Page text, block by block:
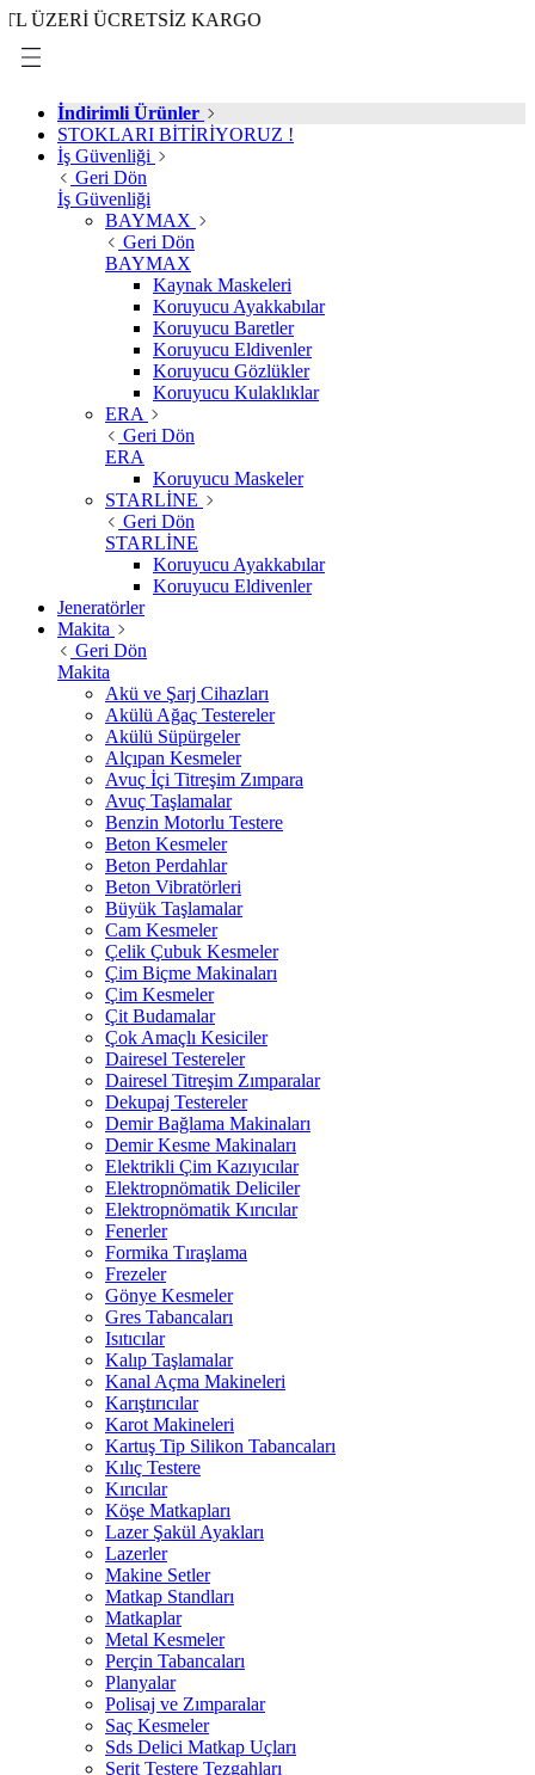
ÜCRETSİZ KARGO
İndirimli Ürünler
STOKLARI BİTİRİYORUZ !
İş Güvenliği
Geri Dön
İş Güvenliği
BAYMAX
Geri Dön
BAYMAX
Kaynak Maskeleri
Koruyucu Ayakkabılar
Koruyucu Baretler
Koruyucu Eldivenler
Koruyucu Gözlükler
Koruyucu Kulaklıklar
ERA
Geri Dön
ERA
Koruyucu Maskeler
STARLİNE
Geri Dön
STARLİNE
Koruyucu Ayakkabılar
Koruyucu Eldivenler
Jeneratörler
Makita
Geri Dön
Makita
Akü ve Şarj Cihazları
Akülü Ağaç Testereler
Akülü Süpürgeler
Alçıpan Kesmeler
Avuç İçi Titreşim Zımpara
Avuç Taşlamalar
Benzin Motorlu Testere
Beton Kesmeler
Beton Perdahlar
Beton Vibratörleri
Büyük Taşlamalar
Cam Kesmeler
Çelik Çubuk Kesmeler
Çim Biçme Makinaları
Çim Kesmeler
Çit Budamalar
Çok Amaçlı Kesiciler
Dairesel Testereler
Dairesel Titreşim Zımparalar
Dekupaj Testereler
Demir Bağlama Makinaları
Demir Kesme Makinaları
Elektrikli Çim Kazıyıcılar
Elektropnömatik Deliciler
Elektropnömatik Kırıcılar
Fenerler
Formika Tıraşlama
Frezeler
Gönye Kesmeler
Gres Tabancaları
Isıtıcılar
Kalıp Taşlamalar
Kanal Açma Makineleri
Karıştırıcılar
Karot Makineleri
Kartuş Tip Silikon Tabancaları
Kılıç Testere
Kırıcılar
Köşe Matkapları
Lazer Şakül Ayakları
Lazerler
Makine Setler
Matkap Standları
Matkaplar
Metal Kesmeler
Perçin Tabancaları
Planyalar
Polisaj ve Zımparalar
Saç Kesmeler
Sds Delici Matkap Uçları
Şerit Testere Tezgahları